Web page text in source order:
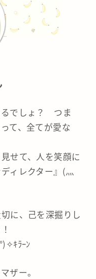
るでしょ？ つま
て、全てが愛な
せて、人を笑顔に
ィレクター』(灬
に、己を深掘りし
ｷﾗｰﾝ
ザー。